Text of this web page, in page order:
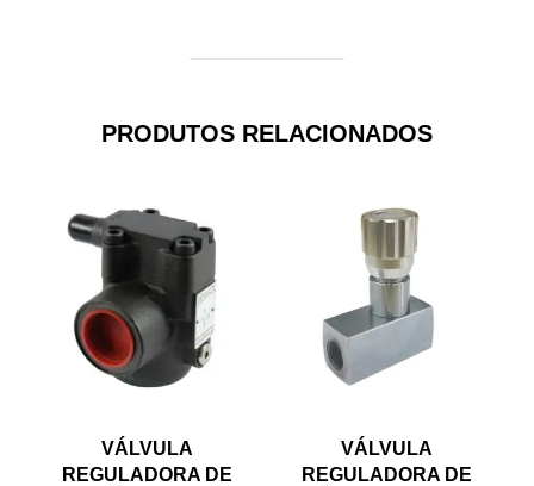
PRODUTOS RELACIONADOS
VÁLVULA
REGULADORA DE
VÁLVULA
REGULADORA DE